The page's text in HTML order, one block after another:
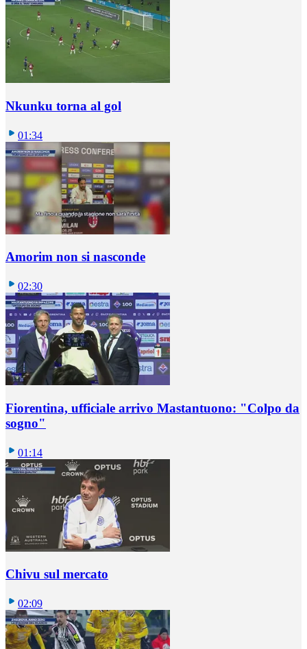
Nkunku torna al gol
01:34
Amorim non si nasconde
02:30
Fiorentina, ufficiale arrivo Mastantuono: "Colpo da
sogno"
01:14
Chivu sul mercato
02:09